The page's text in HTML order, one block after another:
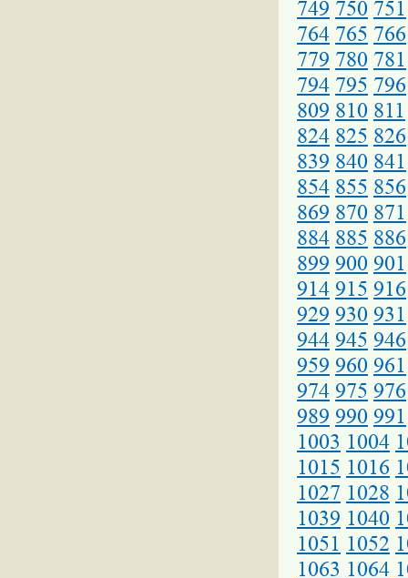
749 750 751
764 765 766
779 780 781
794 795 796
809 810 811
824 825 826
839 840 841
854 855 856
869 870 871
884 885 886
899 900 901
914 915 916
929 930 931
944 945 946
959 960 961
974 975 976
989 990 991
1003 1004
1015 1016
1027 1028
1039 1040
1051 1052
1063 1064